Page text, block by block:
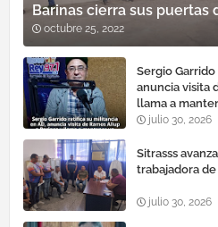
Barinas cierra sus puertas
octubre 25, 2022
Sergio
anuncia visita
llama a
cauteloso»
julio 30, 2026
Sitrasss
trabajadora
julio 30, 2026